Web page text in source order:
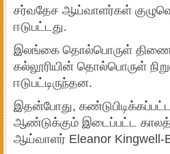
சர்வதேச ஆய்வாளர்கள்
ஈடுபட்டது.
இலங்கை தொல்பொருள்
கல்லூரியின் தொல்பொருள்
ஈடுபட்டிருந்தன.
இதன்போது,
ஆண்டுக்கும் இடைப்பட்ட
ஆய்வாளர் Eleanor Kingwell-